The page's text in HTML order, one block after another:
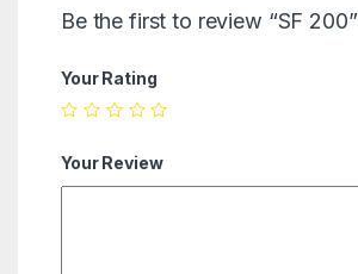
Be the first to review “SF 200”
Your Rating
Your Review